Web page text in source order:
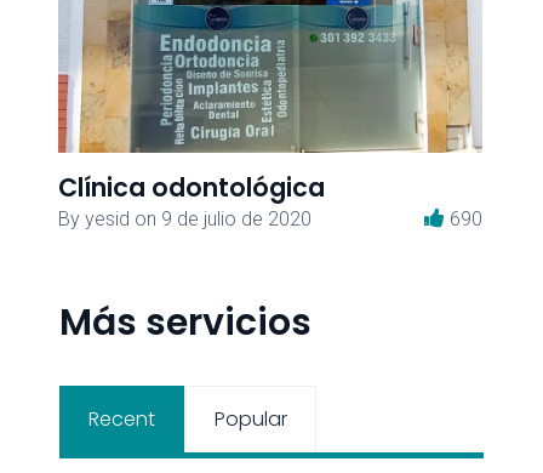
Clínica odontológica
Byyesid on 9 de julio de 2020 690
Más servicios
Recent Popular